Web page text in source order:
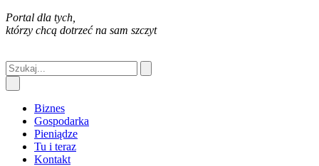
Portal dla tych,
którzy chcą dotrzeć na sam szczyt
Biznes
Gospodarka
Pieniądze
Tu i teraz
Kontakt